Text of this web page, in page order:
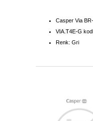
Casper Via
VIA.T4E-G
Renk: Gri